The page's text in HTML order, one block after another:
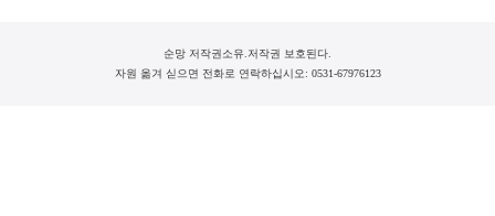
순망 저작권소유.저작권 보호된다.
자원 옮겨 싣으면 전화로 연락하십시오: 0531-67976123